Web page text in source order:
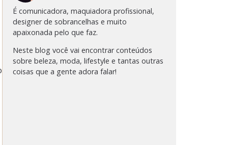
É comunicadora, maquiadora profissional,
designer de sobrancelhas e muito
apaixonada pelo que faz.
Neste blog você vai encontrar conteúdos
sobre beleza, moda, lifestyle e tantas outras
coisas que a gente adora falar!